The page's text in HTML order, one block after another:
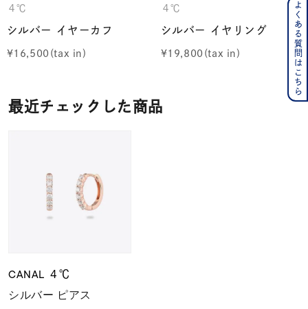
４℃
シルバー イヤーカフ
¥16,500
４℃
シルバー イヤリング
¥19,800
最近チェックした商品
CANAL ４℃
シルバー ピアス
よくある質問はこちら